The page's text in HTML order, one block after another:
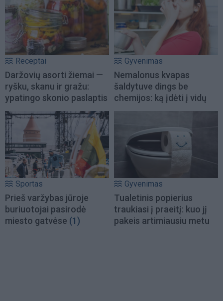
Receptai
Daržovių asorti žiemai —
ryšku, skanu ir gražu:
ypatingo skonio paslaptis
Gyvenimas
Nemalonus kvapas
šaldytuve dings be
chemijos: ką įdėti į vidų
Sportas
Prieš varžybas jūroje
buriuotojai pasirodė
miesto gatvėse (1)
Gyvenimas
Tualetinis popierius
traukiasi į praeitį: kuo jį
pakeis artimiausiu metu